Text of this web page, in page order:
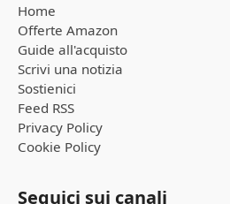
Home
Offerte Amazon
Guide all'acquisto
Scrivi una notizia
Sostienici
Feed RSS
Privacy Policy
Cookie Policy
Seguici sui canali